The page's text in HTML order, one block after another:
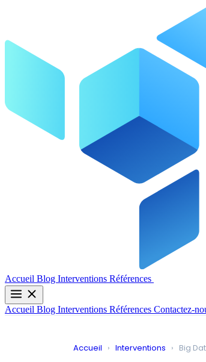
Accueil Blog Interventions Références
Accueil Blog Interventions Références Contactez-
Accueil › Interventions › Big